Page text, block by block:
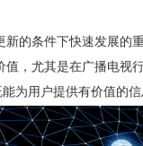
条件下快速发展的
，尤其是在广播电
为用户提供有价值的